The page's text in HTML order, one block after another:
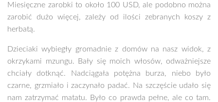
Miesięczne zarobki to około 100 USD, ale podobno można
zarobić dużo więcej, zależy od ilości zebranych koszy z
herbatą.
Dzieciaki wybiegły gromadnie z domów na nasz widok, z
okrzykami mzungu. Bały się moich włosów, odważniejsze
chciały dotknąć. Nadciągała potężna burza, niebo było
czarne, grzmiało i zaczynało padać. Na szczęście udało się
nam zatrzymać matatu. Było co prawda pełne, ale co tam.